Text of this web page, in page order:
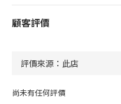
顧客評價
尚未有任何評價